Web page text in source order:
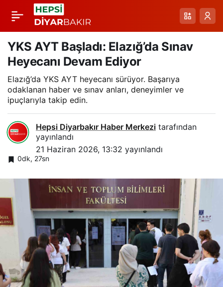
YKS AYT Başladı: Elazığ’da Sınav
Heyecanı Devam Ediyor
Elazığ’da YKS AYT heyecanı sürüyor. Başarıya
odaklanan haber ve sınav anları, deneyimler ve
ipuçlarıyla takip edin.
Hepsi Diyarbakır Haber Merkezi tarafından
yayınlandı
21 Haziran 2026, 13:32 yayınlandı
0dk, 27sn
Malatya Havalimanı
Yeni Terminali:
Kapasite ve Modern
Tasarımda Büyük
Adım
Paylaş